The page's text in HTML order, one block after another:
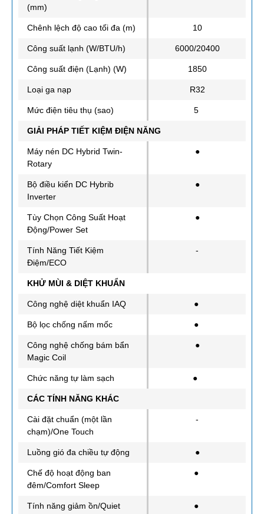
(mm)
Chênh lệch độ cao tối đa (m) 10
Công suất lạnh (W/BTU/h) 6000/20400
Công suất điện (Lạnh) (W) 1850
Loại ga nạp R32
Mức điện tiêu thụ (sao) 5
GIẢI PHÁP TIẾT KIỆM ĐIỆN NĂNG
Máy nén DC Hybrid Twin-
Rotary
●
Bộ điều kiển DC Hybrib
Inverter
●
Tùy Chọn Công Suất Hoạt
Động/Power Set
●
Tính Năng Tiết Kiệm
Điệm/ECO
-
KHỬ MÙI & DIỆT KHUẨN
Công nghệ diệt khuẩn IAQ ●
Bộ lọc chống nấm mốc ●
Công nghệ chống bám bẩn
Magic Coil
●
Chức năng tự làm sạch ●
CÁC TÍNH NĂNG KHÁC
Cài đặt chuẩn (một lần
chạm)/One Touch
-
Luồng gió đa chiều tự động ●
Chế độ hoạt động ban
đêm/Comfort Sleep
●
Tính năng giảm ồn/Quiet ●